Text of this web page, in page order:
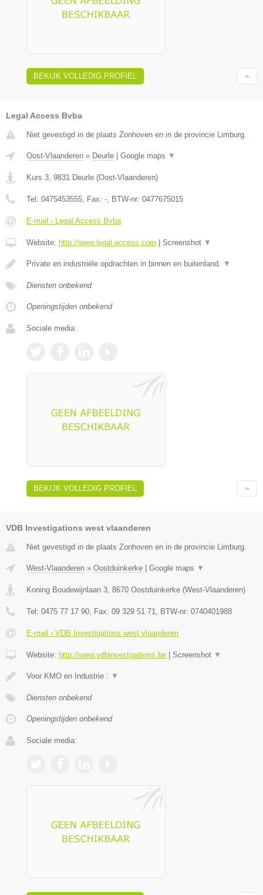
BEKIJK VOLLEDIG PROFIEL
Legal Access Bvba
Niet gevestigd in de plaats Zonhoven en in de provincie Limburg.
Oost-Vlaanderen » Deurle Google maps ▼
Kurs 3 9831 Deurle (Oost-Vlaanderen)
Tel: 0475453555 , Fax: - , BTW-nr: 0477675015
E-mail › Legal Access Bvba
Website: http://www.legal-access.com Screenshot ▼
Private en industriële opdrachten in binnen en buitenland. ▼
Diensten onbekend
Openingstijden onbekend
Sociale media:
BEKIJK VOLLEDIG PROFIEL
VDB Investigations west vlaanderen
Niet gevestigd in de plaats Zonhoven en in de provincie Limburg.
West-Vlaanderen » Oostduinkerke | Google maps ▼
Koning Boudewijnlaan 3 8670 Oostduinkerke (West-Vlaanderen)
Tel: 0475 77 17 90 , Fax: 09 329 51 71 , BTW-nr: 0740401988
E-mail › VDB Investigations west vlaanderen
Website: http://www.vdbinvestigations.be | Screenshot ▼
Voor KMO en Industrie : ▼
Diensten onbekend
Openingstijden onbekend
Sociale media: